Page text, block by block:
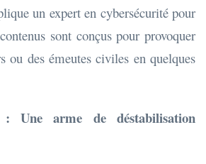
un expert en cybersécurité pour
sont conçus pour provoquer
ou des émeutes civiles en quelques
Une arme de déstabilisation